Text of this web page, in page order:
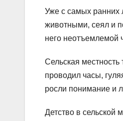
Уже с самых ранних
животными, сеял и
него неотъемлемой
Сельская
проводил часы,
росли понимание и
Детство в сельской